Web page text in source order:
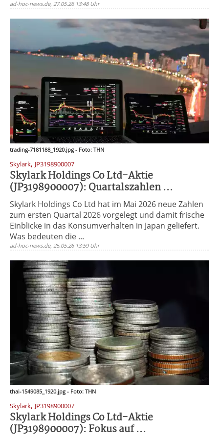
ad-hoc-news.de, 27.05.26 13:48 Uhr
trading-7181188_1920.jpg - Foto: THN
Skylark, JP3198900007
Skylark Holdings Co Ltd-Aktie
(JP3198900007): Quartalszahlen ...
Skylark Holdings Co Ltd hat im Mai 2026 neue Zahlen
zum ersten Quartal 2026 vorgelegt und damit frische
Einblicke in das Konsumverhalten in Japan geliefert.
Was bedeuten die ...
ad-hoc-news.de, 25.05.26 13:59 Uhr
thai-1549085_1920.jpg - Foto: THN
Skylark, JP3198900007
Skylark Holdings Co Ltd-Aktie
(JP3198900007): Fokus auf ...